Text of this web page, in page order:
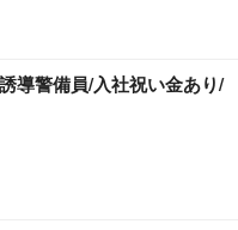
導警備員/入社祝い金あり/